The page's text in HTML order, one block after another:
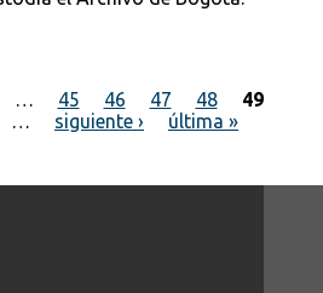
… 45 46 47 48
49
… siguiente › última »